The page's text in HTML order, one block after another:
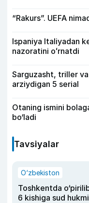
“Rakurs”. UEFA
Ispaniya Italiyadan
nazoratini oʻrnatdi
Sarguzasht, triller
arziydigan 5 serial
Otaning ismini
bo‘ladi
Tavsiyalar
O‘zbekiston
Toshkentda
6 kishiga sud